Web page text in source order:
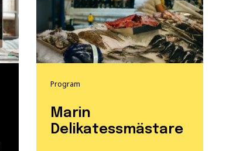
Program
Marin
Delikatessmästare